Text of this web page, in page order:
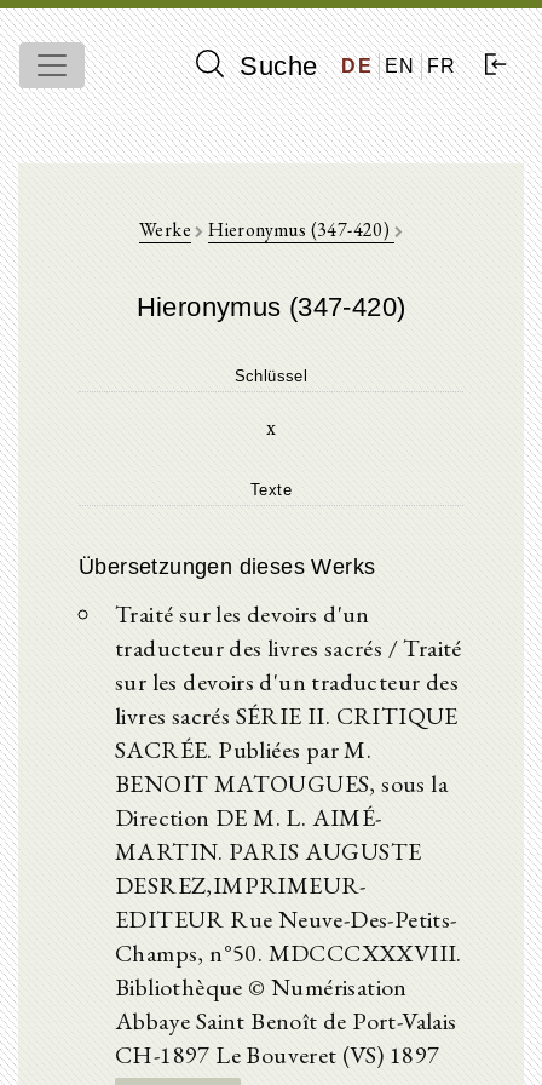
Suche DE EN FR
Werke Hieronymus (347-420)
Hieronymus (347-420)
Schlüssel
x
Texte
Übersetzungen dieses Werks
Traité sur les devoirs d'un
traducteur des livres sacrés / Traité
sur les devoirs d'un traducteur des
livres sacrés SÉRIE II. CRITIQUE
SACRÉE. Publiées par M.
BENOIT MATOUGUES, sous la
Direction DE M. L. AIMÉ-
MARTIN. PARIS AUGUSTE
DESREZ,IMPRIMEUR-
EDITEUR Rue Neuve-Des-Petits-
Champs, n°50. MDCCCXXXVIII.
Bibliothèque © Numérisation
Abbaye Saint Benoît de Port-Valais
CH-1897 Le Bouveret (VS) 1897